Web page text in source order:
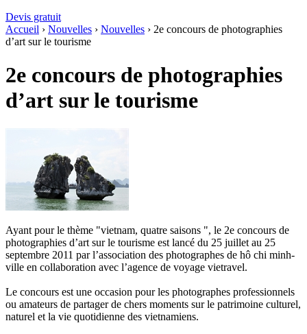
Devis gratuit
Accueil › Nouvelles › Nouvelles › 2e concours de photographies
d’art sur le tourisme
2e concours de photographies
d’art sur le tourisme
Ayant pour le thème "vietnam, quatre saisons ", le 2e concours de
photographies d’art sur le tourisme est lancé du 25 juillet au 25
septembre 2011 par l’association des photographes de hô chi minh-
ville en collaboration avec l’agence de voyage vietravel.
Le concours est une occasion pour les photographes professionnels
ou amateurs de partager de chers moments sur le patrimoine culturel,
naturel et la vie quotidienne des vietnamiens.